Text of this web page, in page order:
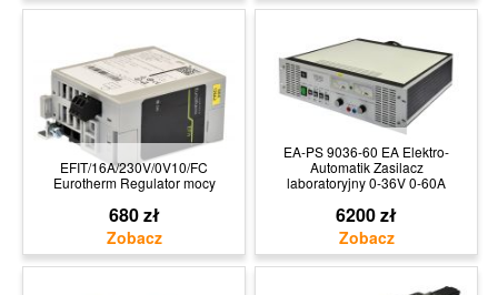
EFIT/16A/230V/0V10/FC
Eurotherm Regulator mocy
680 zł
EA-PS 9036-60 EA Elektro-
Automatik Zasilacz
laboratoryjny 0-36V 0-60A
6200 zł